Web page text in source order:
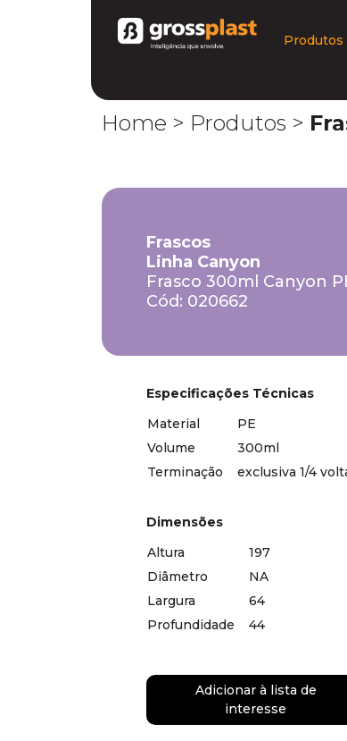
Produtos
Home > Produtos >
Frascos
Linha Canyon
Frasco 300ml Canyon
Cód: 020662
Especificações Técnicas
Material
PE
Volume
300ml
Terminação
exclusiva 1/4
Dimensões
Altura
197
Diâmetro
NA
Largura
64
Profundidade
44
Adicionar à lista de
interesse